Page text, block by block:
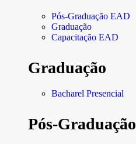
Pós-Graduação EAD
Graduação
Capacitação EAD
Graduação
Bacharel Presencial
Pós-Graduação